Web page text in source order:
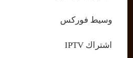
وسيط فوركس
اشتراك IPTV